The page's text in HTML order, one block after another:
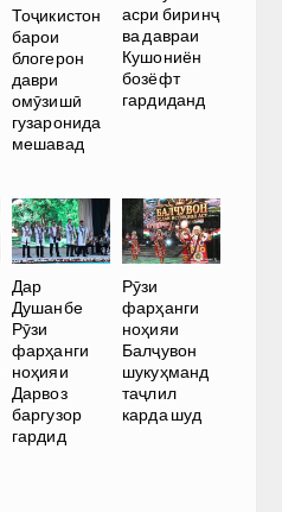
Тоҷикистон
барои
блогерон
даври
омӯзишӣ
гузаронида
мешавад
асри биринҷ
ва давраи
Кушониён
бозёфт
гардиданд
Дар
Душанбе
Рӯзи
фарҳанги
ноҳияи
Дарвоз
баргузор
гардид
Рӯзи
фарҳанги
ноҳияи
Балҷувон
шукуҳманд
таҷлил
карда шуд